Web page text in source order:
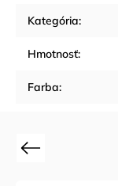
Kategória:
Hmotnosť:
Farba:
Previous